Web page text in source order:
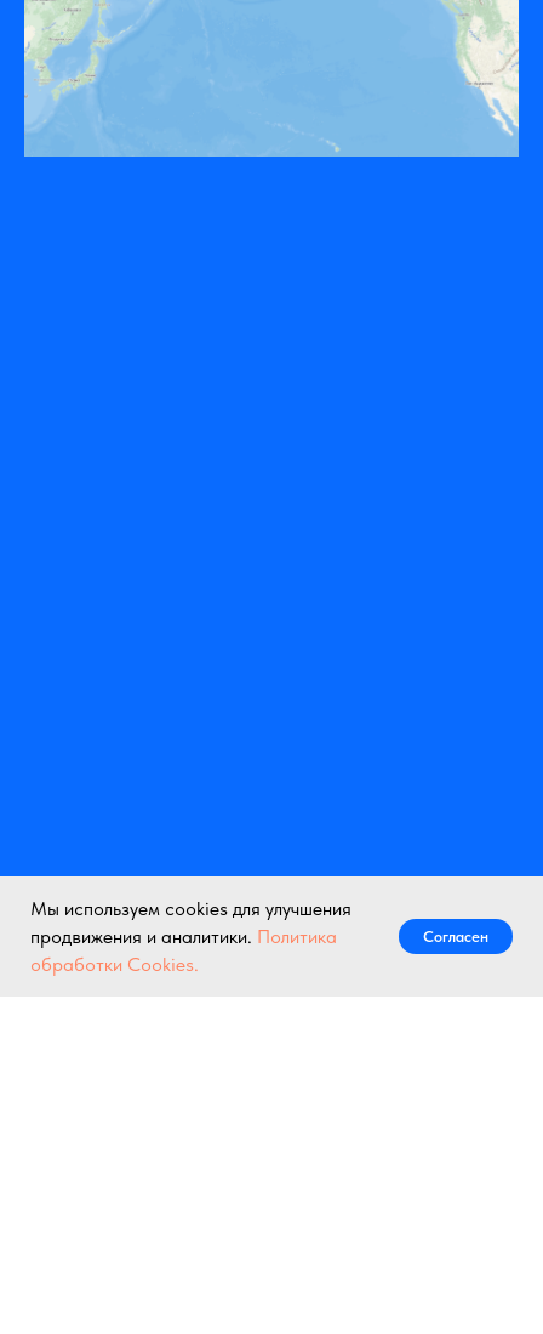
Написать нам
Мы используем cookies для улучшения
продвижения и аналитики. Политика
обработки Cookies.
Согласен